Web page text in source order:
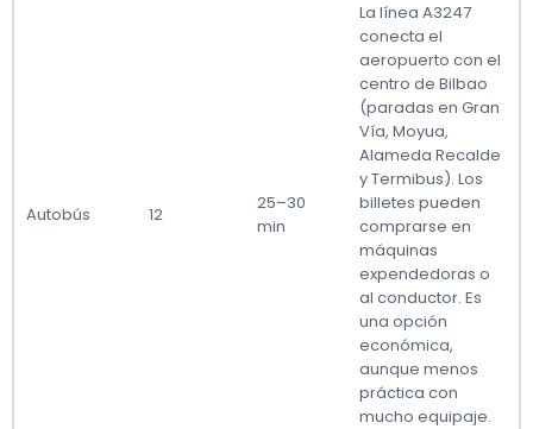
Autobús 12
25–30
min
La línea A3247
conecta el
aeropuerto con el
centro de Bilbao
(paradas en Gran
Vía, Moyua,
Alameda Recalde
y Termibus). Los
billetes pueden
comprarse en
máquinas
expendedoras o
al conductor. Es
una opción
económica,
aunque menos
práctica con
mucho equipaje.